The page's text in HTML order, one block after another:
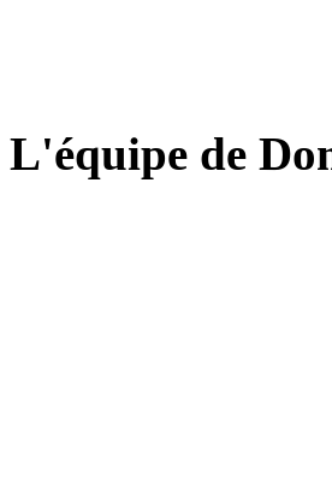
L'équipe de